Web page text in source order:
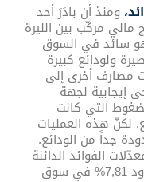
ومنذ أن بادَرَ أحد
مالي مركّب بين الليرة
هو سائد في السوق
ولودائع كبيرة
مصارف أخرى إلى
إيجابية لجهة
التي كانت
لكنّ هذه العمليات
جداً من الودائع.
الفوائد الدائنة
كما في نهاية شهر آب 2018 بقي بحدود 7,81% في سوق